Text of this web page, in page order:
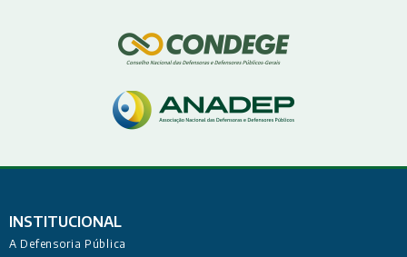
INSTITUCIONAL
A Defensoria Pública